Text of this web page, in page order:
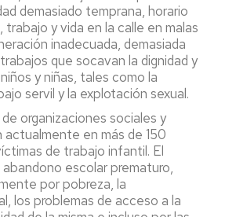
demasiado temprana, horario
trabajo y vida en la calle en malas
inadecuada, demasiada
que socavan la dignidad y
y niñas, tales como la
servil y la explotación sexual.
organizaciones sociales y
actualmente en más de 150
de trabajo infantil. El
escolar prematuro,
por pobreza, la
los problemas de acceso a la